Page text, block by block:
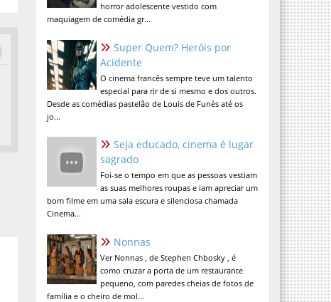
horror adolescente vestido com
maquiagem de comédia gr...
Super Quem? Heróis por
Acidente
O cinema francês sempre teve um talento
especial para rir de si mesmo e dos outros.
Desde as comédias pastelão de Louis de Funès até os
jo...
Seja educado, cinema é lugar
sagrado
Foi-se o tempo em que as pessoas vestiam
as suas melhores roupas e iam apreciar um
bom filme em uma sala escura e silenciosa chamada
Cinema...
Nonnas
Ver Nonnas , de Stephen Chbosky , é
como cruzar a porta de um restaurante
pequeno, com paredes cheias de fotos de
família e o cheiro de mol...